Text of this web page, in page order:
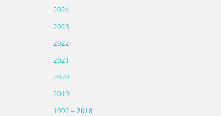
2024
2023
2022
2021
2020
2019
1992 – 2018